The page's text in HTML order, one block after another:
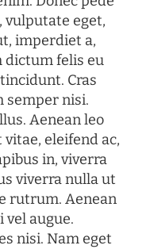
vulputate eget,
imperdiet a,
dictum felis eu
Cras
semper nisi.
Aenean leo
eleifend ac,
in, viverra
viverra nulla ut
rutrum. Aenean
augue.
nisi. Nam eget